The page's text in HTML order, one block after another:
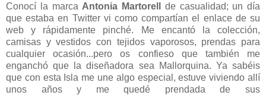
Conocí la marca Antonia Martorell de casualidad; un día
que estaba en Twitter vi como compartían el enlace de su
web y rápidamente pinché. Me encantó la colección,
camisas y vestidos con tejidos vaporosos, prendas para
cualquier ocasión...pero os confieso que también me
enganchó que la diseñadora sea Mallorquina. Ya sabéis
que con esta Isla me une algo especial, estuve viviendo allí
unos años y me quedé prendada de sus